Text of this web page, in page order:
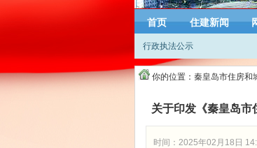
首页 住建新闻
行政执法公示
你的位置： 秦皇岛市住房和
关于印发《秦皇岛市
时间：2025年02月18日